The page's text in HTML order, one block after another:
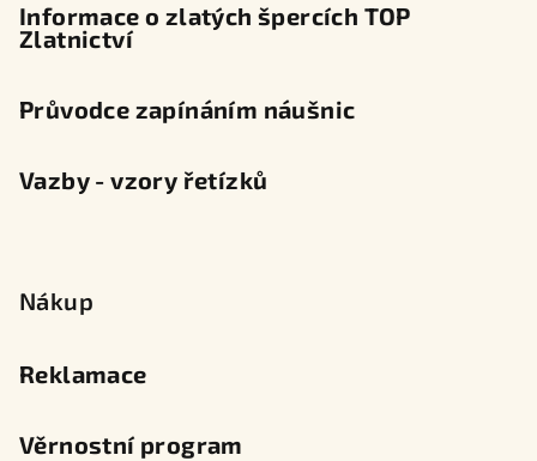
Informace o zlatých špercích TOP
Zlatnictví
Průvodce zapínáním náušnic
Vazby - vzory řetízků
Nákup
Reklamace
Věrnostní program